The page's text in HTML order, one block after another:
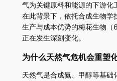
气为关键原料和能源的下游化
在此背景下，依托合成生物学
生产与成本优势的梅花生物
正在发生深刻变化。
为什么天然气危机会重塑
天然气是合成氨、甲醇等基础